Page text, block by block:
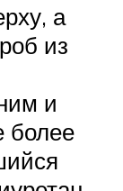
а
из
и
более